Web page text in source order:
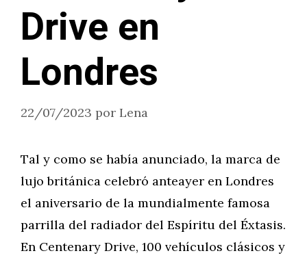
Drive en
Londres
22/07/2023 por Lena
Tal y como se había anunciado, la marca de
lujo británica celebró anteayer en Londres
el aniversario de la mundialmente famosa
parrilla del radiador del Espíritu del Éxtasis.
En Centenary Drive, 100 vehículos clásicos y